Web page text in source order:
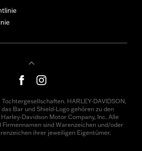
HARLEY-DAVIDSON,
das Bar und Shield-Logo gehören zu den
Davidson Motor Company, Inc. Alle
Firmennamen sind Warenzeichen und/oder
ihrer jeweiligen Eigentümer.